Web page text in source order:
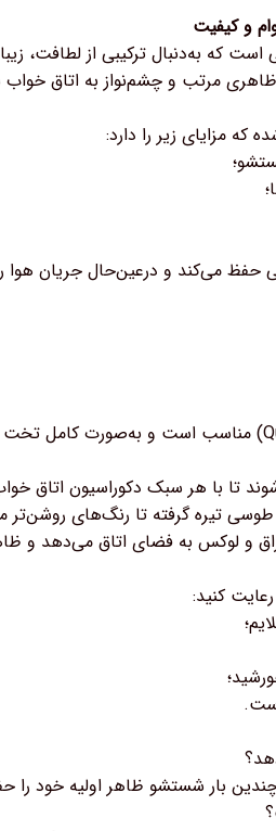
و کیفیت
است که به‌دنبال ترکیبی از لطافت،
مرتب و چشم‌نواز به اتاق
که مزایای زیر را دارد:
حفظ می‌کند و درعین‌حال جریان
تا با هر سبک دکوراسیون اتاق
تیره گرفته تا رنگ‌های روشن‌تر
و لوکس به فضای اتاق می‌دهد
کنید:
بار شستشو ظاهر اولیه خود را